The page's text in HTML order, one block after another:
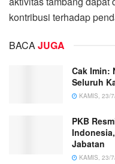
kontribusi terhadap
BACAJUGA
Cak Imin:
Seluruh
KAMIS, 23/
PKB
Jabatan
KAMIS, 23/